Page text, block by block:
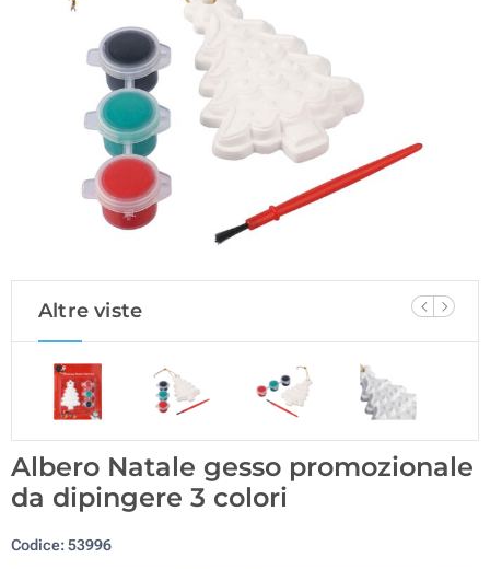
Altre viste
Albero Natale gesso promozionale
da dipingere 3 colori
Codice:53996